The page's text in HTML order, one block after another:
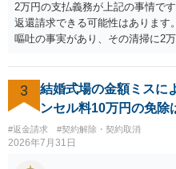
2万円の支払義務が上記の事情で
返還請求できる可能性はあります
嘔吐の事実があり、その清掃に2
3
結婚式場の金額ミスに
ンセル料10万円の免除
#返金請求 #契約解除・契約取消
2026年7月31日